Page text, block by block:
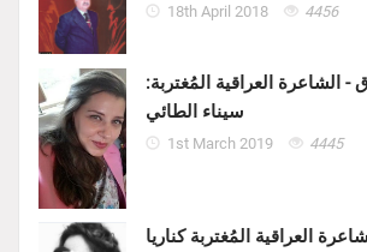
18th April 2018 4456
- الشاعرة العراقية المُغتربة:
سيناء الطائي
1st March 2019 4445
العراقية المُغتربة كناريا